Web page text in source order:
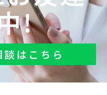
!
はこちら